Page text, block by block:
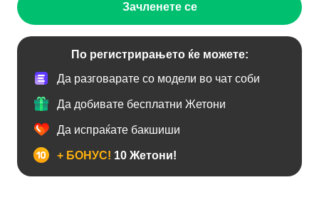
Зачленете се
По регистрирањето ќе можете:
Да разговарате со модели во чат соби
Да добивате бесплатни Жетони
Да испраќате бакшиши
+ БОНУС! 10 Жетони!